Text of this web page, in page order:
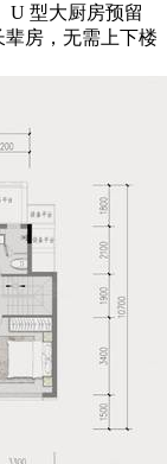
U 型大厨房预留
房，无需上下楼